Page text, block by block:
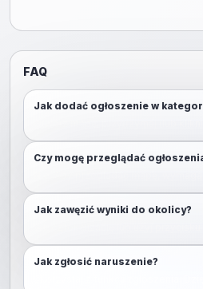
FAQ
Jak dodać ogłoszenie w
Czy mogę przeglądać
Jak zawęzić wyniki do okolicy?
Jak zgłosić naruszenie?